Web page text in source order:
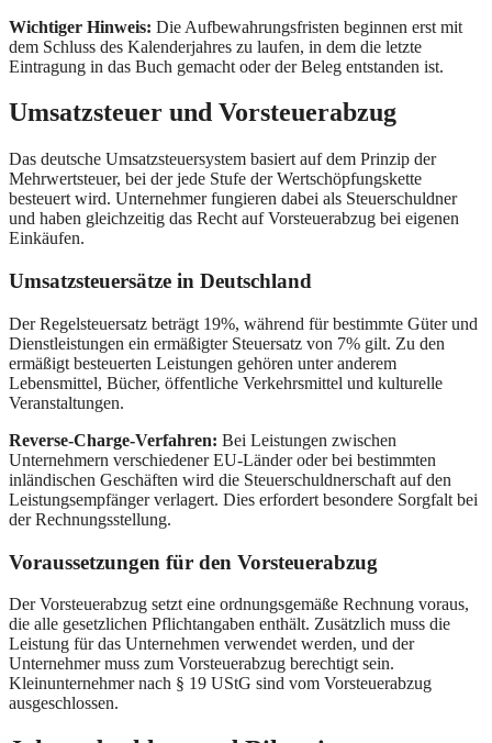
Wichtiger Hinweis: Die Aufbewahrungsfristen beginnen erst mit
dem Schluss des Kalenderjahres zu laufen, in dem die letzte
Eintragung in das Buch gemacht oder der Beleg entstanden ist.
Umsatzsteuer und Vorsteuerabzug
Das deutsche Umsatzsteuersystem basiert auf dem Prinzip der
Mehrwertsteuer, bei der jede Stufe der Wertschöpfungskette
besteuert wird. Unternehmer fungieren dabei als Steuerschuldner
und haben gleichzeitig das Recht auf Vorsteuerabzug bei eigenen
Einkäufen.
Umsatzsteuersätze in Deutschland
Der Regelsteuersatz beträgt 19%, während für bestimmte Güter und
Dienstleistungen ein ermäßigter Steuersatz von 7% gilt. Zu den
ermäßigt besteuerten Leistungen gehören unter anderem
Lebensmittel, Bücher, öffentliche Verkehrsmittel und kulturelle
Veranstaltungen.
Reverse-Charge-Verfahren: Bei Leistungen zwischen
Unternehmern verschiedener EU-Länder oder bei bestimmten
inländischen Geschäften wird die Steuerschuldnerschaft auf den
Leistungsempfänger verlagert. Dies erfordert besondere Sorgfalt bei
der Rechnungsstellung.
Voraussetzungen für den Vorsteuerabzug
Der Vorsteuerabzug setzt eine ordnungsgemäße Rechnung voraus,
die alle gesetzlichen Pflichtangaben enthält. Zusätzlich muss die
Leistung für das Unternehmen verwendet werden, und der
Unternehmer muss zum Vorsteuerabzug berechtigt sein.
Kleinunternehmer nach § 19 UStG sind vom Vorsteuerabzug
ausgeschlossen.